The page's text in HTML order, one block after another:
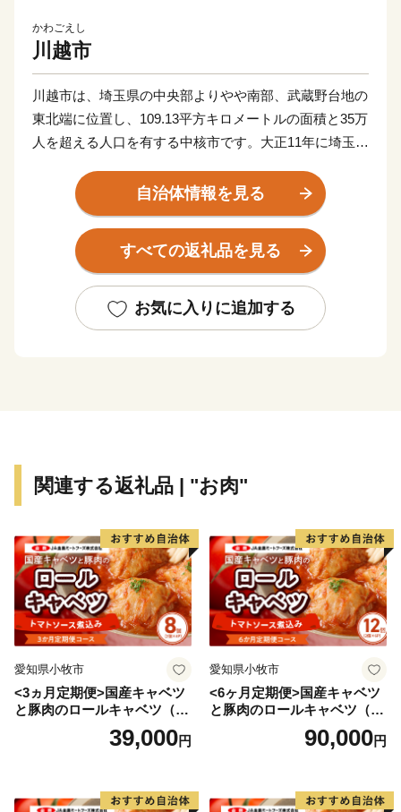
かわごえし
川越市
川越市は、埼玉県の中央部よりやや南部、武蔵野台地の
東北端に位置し、109.13平方キロメートルの面積と35万
人を超える人口を有する中核市です。大正11年に埼玉県
を迎えます。
遠く古代より交通の要衝、入間地域の政治の中心として
発展してきた川越は、平安時代には桓武平氏の流れをく
町時代には、河越城を築城した太田道真・道灌父子の活
躍により、扇谷上杉氏（おうぎがやつうえすぎし）が関
ベッドタウンでありながら、商品作物などを生産する近
た商工業、豊かな歴史と文化を資源とする観光など、充
実した都市機能を有しています。現在も、埼玉県南西部
地域の中心都市として発展を続けています。
川越市は、「人がつながり、魅力があふれ、だれもが住
策を着実に進めていくことで、その実現に向けて取り組
んでいます。
ご支援をよろしくお願いします。
自治体情報を見る
すべての返礼品を見る
お気に入りに追加する
関連する返礼品 | "お肉"
愛知県小牧市
<3ヵ月定期便>国産キャベツ
と豚肉のロールキャベツ（4P
39,000円
愛知県小牧市
<6ヶ月定期便>国産キャベツ
と豚肉のロールキャベツ（6P
90,000円